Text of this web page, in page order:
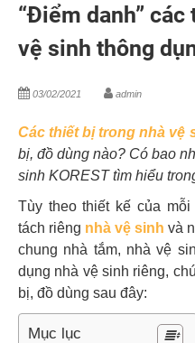
“Điểm danh”
vệ sinh thông
03/02/2021 admin
Các thiết bị trong nhà vệ
bị, đồ dùng nào? Có bao
sinh KOREST tìm hiểu
Tùy theo thiết kế của
tách riêng nhà vệ sinh và
chung nhà tắm, nhà vệ
dụng nhà vệ sinh riêng,
bị, đồ dùng sau đây:
Mục lục